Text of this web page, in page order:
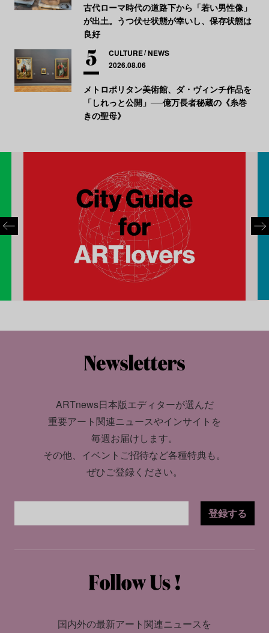
古代ローマ時代の道路下から「若い男性像」
が出土。うつ伏せ状態が幸いし、保存状態は
良好
CULTURE NEWS
2026.08.06
メトロポリタン美術館、ダ・ヴィンチ作品を
「しれっと公開」──億万長者秘蔵の《糸巻
きの聖母》
ARTnews日本版エディターが選んだ
重要アート関連ニュースやインサイトを
毎週お届けします。
その他、イベントご招待など各種特典も。
ぜひご登録ください。
登録する
国内外の最新アート関連ニュースを